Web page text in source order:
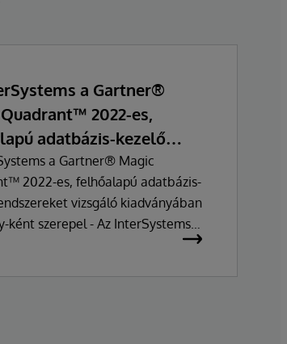
a Gartner®
2022-es,
adatbázis-kezelő
vonatkozó
Visionary-ként
a Gartner® Magic
2022-es, felhőalapú adatbázis-
vizsgáló kiadványában
ként szerepel - Az InterSystems
továbbra is az iparági